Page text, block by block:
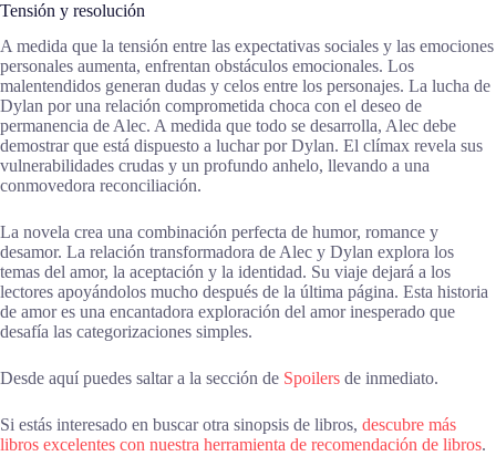
Tensión y resolución
A medida que la tensión entre las expectativas sociales y las emociones
personales aumenta, enfrentan obstáculos emocionales. Los
malentendidos generan dudas y celos entre los personajes. La lucha de
Dylan por una relación comprometida choca con el deseo de
permanencia de Alec. A medida que todo se desarrolla, Alec debe
demostrar que está dispuesto a luchar por Dylan. El clímax revela sus
vulnerabilidades crudas y un profundo anhelo, llevando a una
conmovedora reconciliación.
La novela crea una combinación perfecta de humor, romance y
desamor. La relación transformadora de Alec y Dylan explora los
temas del amor, la aceptación y la identidad. Su viaje dejará a los
lectores apoyándolos mucho después de la última página. Esta historia
de amor es una encantadora exploración del amor inesperado que
desafía las categorizaciones simples.
Desde aquí puedes saltar a la sección de Spoilers de inmediato.
Si estás interesado en buscar otra sinopsis de libros, descubre más
libros excelentes con nuestra herramienta de recomendación de libros.